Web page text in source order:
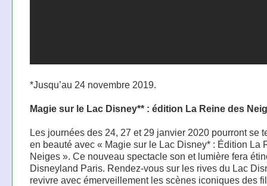
*Jusqu’au 24 novembre 2019.
Magie sur le Lac Disney** : édition La Reine des
Les journées des 24, 27 et 29 janvier 2020 pourront se
en beauté avec « Magie sur le Lac Disney* : Édition La
Neiges ». Ce nouveau spectacle son et lumière fera
Disneyland Paris. Rendez-vous sur les rives du Lac
revivre avec émerveillement les scènes iconiques des